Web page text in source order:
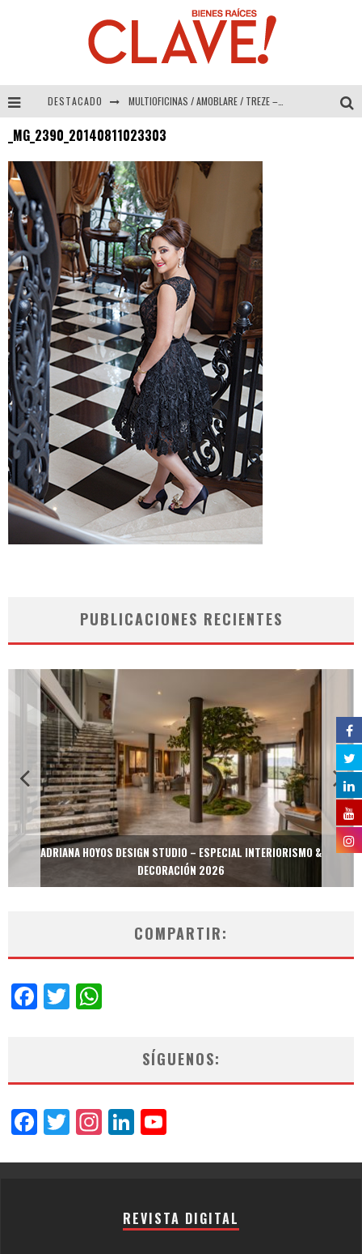
DESTACADO MULTIOFICINAS / AMOBLARE / TREZE – Especial Interiorismo & Decoración 2026
_MG_2390_20140811023303
PUBLICACIONES RECIENTES
ADRIANA HOYOS DESIGN STUDIO – ESPECIAL INTERIORISMO &
DECORACIÓN 2026
COMPARTIR:
Facebook
Twitter
SÍGUENOS:
Facebook
Twitter
Instagram
LinkedIn
REVISTA DIGITAL